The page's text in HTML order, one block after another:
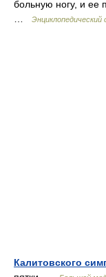
больную ногу, и ее
Энциклопедический
Калитовского